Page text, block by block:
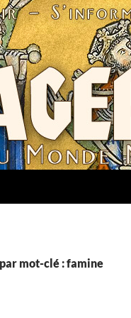
mot-clé : famine